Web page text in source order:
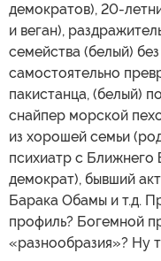
демократов), 20-
и веган),
семейства (белый)
самостоятельно
пакистанца, (белый)
снайпер морской
из хорошей семьи
психиатр с Ближнего
демократ), бывший
Барака Обамы и т.д.
профиль? Богемной
«разнообразия»? Ну